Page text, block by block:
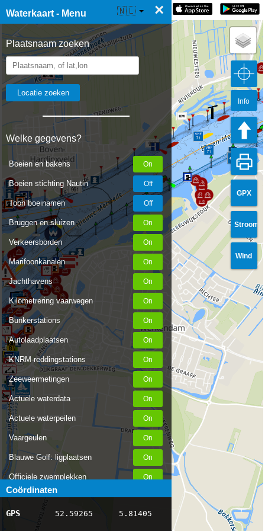
Waterkaart - Menu ×
Plaatsnaam zoeken
Welke gegevens?
Boeien en bakens
Boeien stichting Nautin
Toon boeinamen
Bruggen en sluizen
Verkeersborden
Marifoonkanalen
Jachthavens
Kilometrering vaarwegen
Bunkerstations
Autolaadplaatsen
KNRM-reddingstations
Zeeweermetingen
Actuele waterdata
Actuele waterpeilen
Vaargeulen
Blauwe Golf: ligplaatsen
Officiele zwemplekken
Stremmingen/hinder
AIS scheepsposities
Coördinaten
GPS 52.59265 5.81405
☰ Waterkaart Live 🇳🇱
GPX
Stroom
Wind
71
960
959
961
71
Info